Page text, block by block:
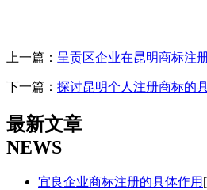
上一篇： 呈贡区企业在昆明商标注
下一篇： 探讨昆明个人注册商标的
最新文章
NEWS
宜良企业商标注册的具体作用